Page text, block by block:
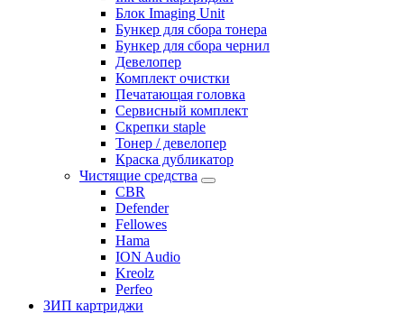
Блок Imaging Unit
Бункер для сбора тонера
Бункер для сбора чернил
Девелопер
Комплект очистки
Печатающая головка
Сервисный комплект
Скрепки staple
Тонер / девелопер
Краска дубликатор
Чистящие средства
CBR
Defender
Fellowes
Hama
ION Audio
Kreolz
Perfeo
ЗИП картриджи